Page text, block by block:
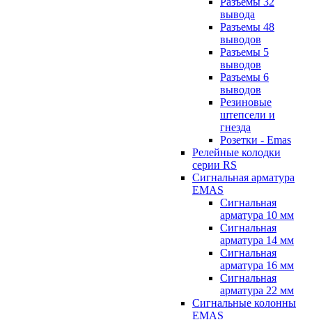
вывода
Разъемы 48
выводов
Разъемы 5
выводов
Разъемы 6
выводов
Резиновые
штепсели и
гнезда
Розетки - Emas
Релейные колодки
серии RS
Сигнальная арматура
EMAS
Сигнальная
арматура 10 мм
Сигнальная
арматура 14 мм
Сигнальная
арматура 16 мм
Сигнальная
арматура 22 мм
Сигнальные колонны
EMAS